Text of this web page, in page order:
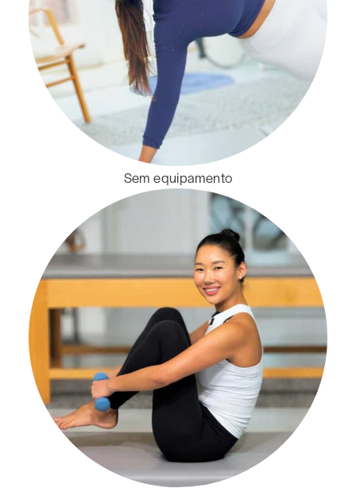
Sem equipamento